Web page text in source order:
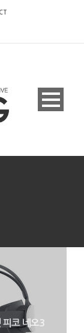
피코 네오3